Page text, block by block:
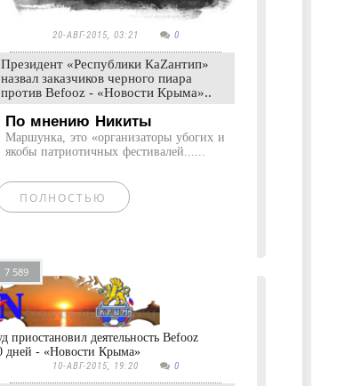
20-АВГ-2015, 03:21 0
Президент «Республики КаZантип»
назвал заказчиков черного пиара
против Befooz - «Новости Крыма»..
По мнению Никиты
Маршунка, это «организаторы убогих и
якобы патриотичных фестивалей......
ПОЛНОСТЬЮ
7 589
10-АВГ-2015, 19:20 0